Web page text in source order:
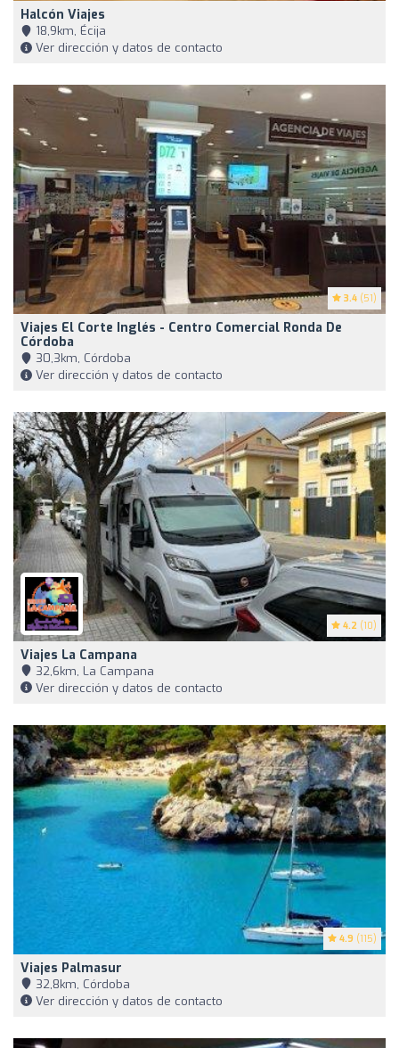
Halcón Viajes
18,9km, Écija
Ver dirección y datos de contacto
3.4 (51)
Viajes El Corte Inglés - Centro Comercial Ronda De
Córdoba
30,3km, Córdoba
Ver dirección y datos de contacto
4.2 (10)
Viajes La Campana
32,6km, La Campana
Ver dirección y datos de contacto
4.9 (115)
Viajes Palmasur
32,8km, Córdoba
Ver dirección y datos de contacto